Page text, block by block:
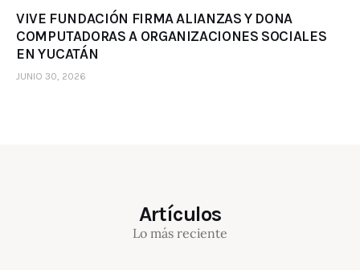
VIVE FUNDACIÓN FIRMA ALIANZAS Y DONA
COMPUTADORAS A ORGANIZACIONES SOCIALES
EN YUCATÁN
JUNIO 30, 2026
Artículos
Lo más reciente